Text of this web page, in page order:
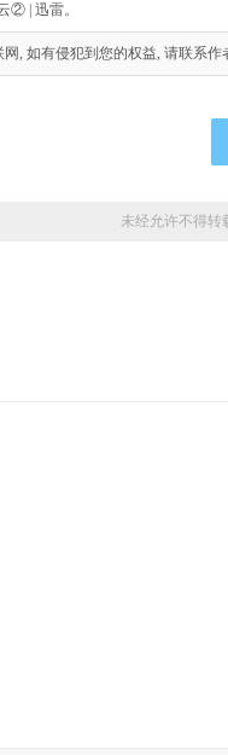
② | 迅雷。
, 如有侵犯到您的权益, 请联系作
未经允许不得转